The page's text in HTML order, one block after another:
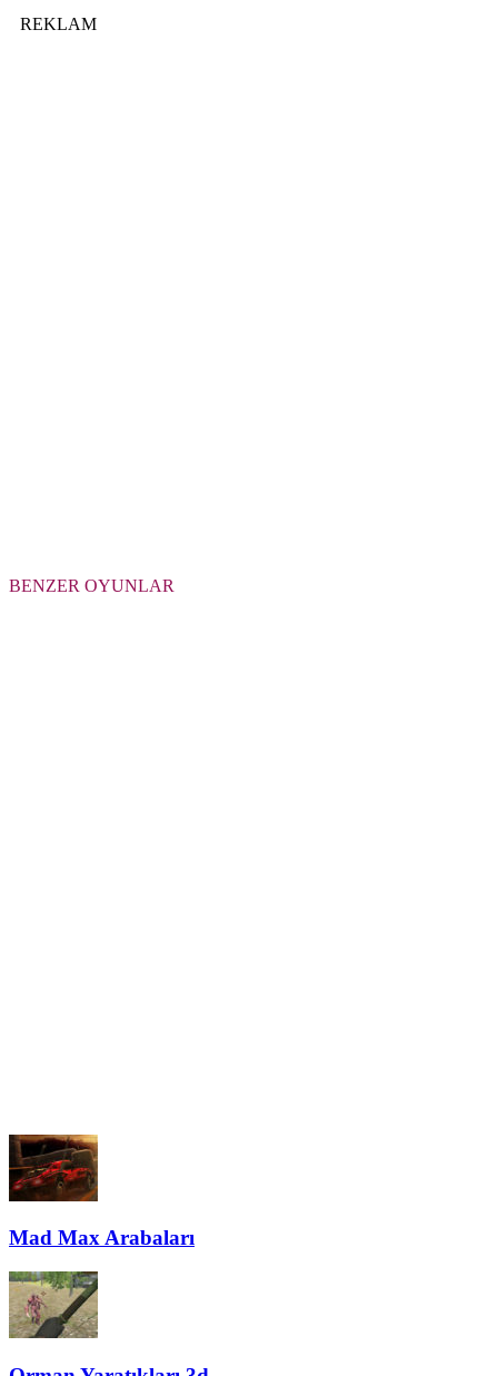
REKLAM
BENZER OYUNLAR
Mad Max Arabaları